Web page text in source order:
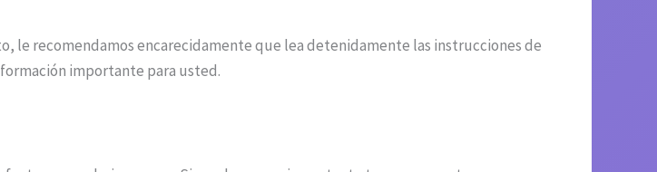
le recomendamos encarecidamente que lea detenidamente las instrucciones de
importante para usted.